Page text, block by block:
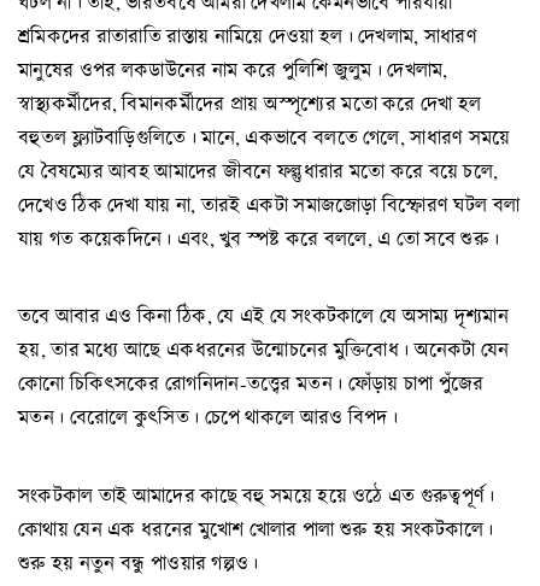
শ্রমিকদের রাতারাতি রাস্তায় নামিয়ে দেওয়া হল। দেখলাম, সাধারণ
মানুষের ওপর লকডাউনের নাম করে পুলিশি জুলুম। দেখলাম,
স্বাস্থ্যকর্মীদের, বিমানকর্মীদের প্রায় অস্পৃশ্যের মতো করে দেখা হল
বহুতল ফ্ল্যাটবাড়িগুলিতে। মানে, একভাবে বলতে গেলে, সাধারণ সময়ে
যে বৈষম্যের আবহ আমাদের জীবনে ফল্গুধারার মতো করে বয়ে চলে,
দেখেও ঠিক দেখা যায় না, তারই একটা সমাজজোড়া বিস্ফোরণ ঘটল বলা
যায় গত কয়েকদিনে। এবং, খুব স্পষ্ট করে বললে, এ তো সবে শুরু।
তবে আবার এও কিনা ঠিক, যে এই যে সংকটকালে যে অসাম্য দৃশ্যমান
হয়, তার মধ্যে আছে একধরনের উন্মোচনের মুক্তিবোধ। অনেকটা যেন
কোনো চিকিৎসকের রোগনিদান-তত্ত্বের মতন। ফোঁড়ায় চাপা পুঁজের
মতন। বেরোলে কুৎসিত। চেপে থাকলে আরও বিপদ।
সংকটকাল তাই আমাদের কাছে বহু সময়ে হয়ে ওঠে এত গুরুত্বপূর্ণ।
কোথায় যেন এক ধরনের মুখোশ খোলার পালা শুরু হয় সংকটকালে।
শুরু হয় নতুন বন্ধু পাওয়ার গল্পও।